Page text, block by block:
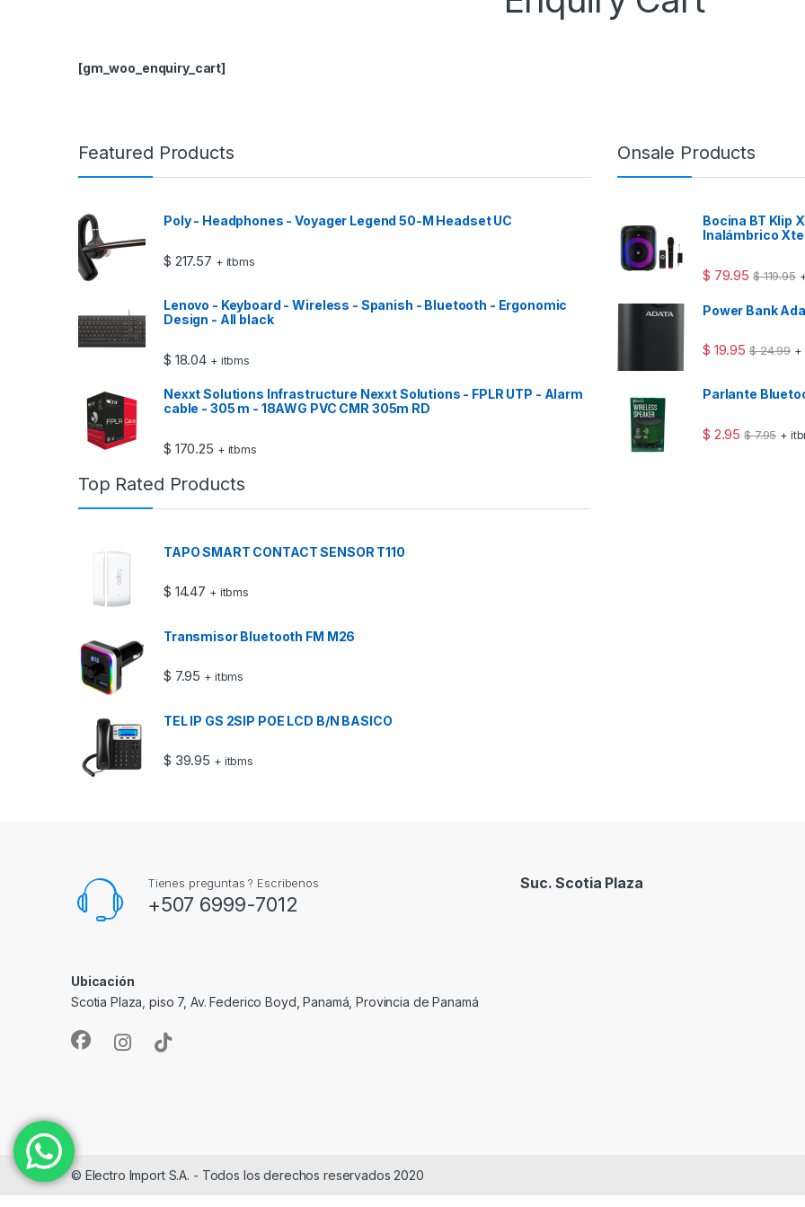
[gm_woo_enquiry_cart]
Featured Products
Poly - Headphones - Voyager Legend 50-M Headset UC
$ 217.57 + itbms
Lenovo - Keyboard - Wireless - Spanish - Bluetooth - Ergonomic
Design - All black
$ 18.04 + itbms
Nexxt Solutions Infrastructure Nexxt Solutions - FPLR UTP - Alarm
cable - 305 m - 18AWG PVC CMR 305m RD
$ 170.25 + itbms
Onsale Products
Bocina BT Klip
Inalámbrico
$ 79.95 $119.95
Power Bank
$ 19.95 $24.99 +
Parlante
$ 2.95 $7.95 +
Top Rated Products
TAPO SMART CONTACT SENSOR T110
$ 14.47 + itbms
Transmisor Bluetooth FM M26
$ 7.95 + itbms
TEL IP GS 2SIP POE LCD B/N BASICO
$ 39.95 + itbms
Tienes preguntas ? Escribenos
+507 6999-7012
Ubicación
Scotia Plaza, piso 7, Av. Federico Boyd, Panamá, Provincia de Panamá
Suc. Scotia Plaza
© Electro Import S.A. - Todos los derechos reservados 2020